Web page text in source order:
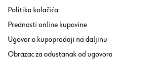
Politika kolačića
Prednosti online kupovine
Ugovor o kupoprodaji na daljinu
Obrazac za odustanak od ugovora